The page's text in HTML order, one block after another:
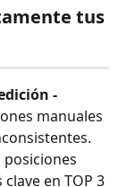
tus
-
manuales
posiciones
en TOP 3